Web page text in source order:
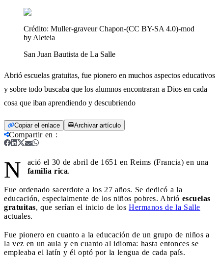
Crédito: Muller-graveur Chapon-(CC BY-SA 4.0)-mod
by Aleteia
San Juan Bautista de La Salle
Abrió escuelas gratuitas, fue pionero en muchos aspectos educativos
y sobre todo buscaba que los alumnos encontraran a Dios en cada
cosa que iban aprendiendo y descubriendo
Copiar el enlace Archivar artículo
Compartir en :
N
ació el 30 de abril de 1651 en Reims (Francia) en una
familia rica.
Fue ordenado sacerdote a los 27 años. Se dedicó a la
educación, especialmente de los niños pobres. Abrió escuelas
gratuitas, que serían el inicio de los Hermanos de la Salle
actuales.
Fue pionero en cuanto a la educación de un grupo de niños a
la vez en un aula y en cuanto al idioma: hasta entonces se
empleaba el latín y él optó por la lengua de cada país.